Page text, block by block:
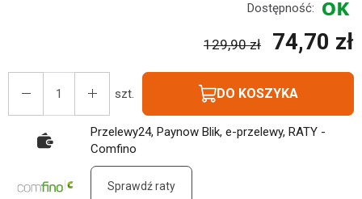
Dostępność:
129,90 zł 74,70 zł
szt. DO KOSZYKA
Przelewy24, Paynow Blik, e-przelewy, RATY -
Comfino
Sprawdź raty